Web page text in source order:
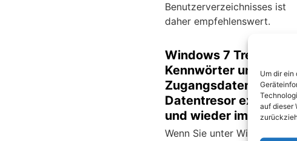
Benutzerverzeichnisses ist
daher empfehlenswert.
Windows 7 Tresor:
Kennwörter und
Zugangsdaten aus
Datentresor
und wieder
Wenn Sie unter Windows 7
Um dir
auf dieser